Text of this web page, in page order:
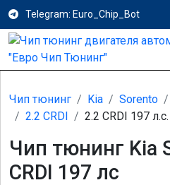
Telegram: Euro_Chip_Bot
Чип тюнинг Kia Sorento
2.2 CRDI
2.2 CRDI 197 л.с.
Чип тюнинг Kia
CRDI 197 лс